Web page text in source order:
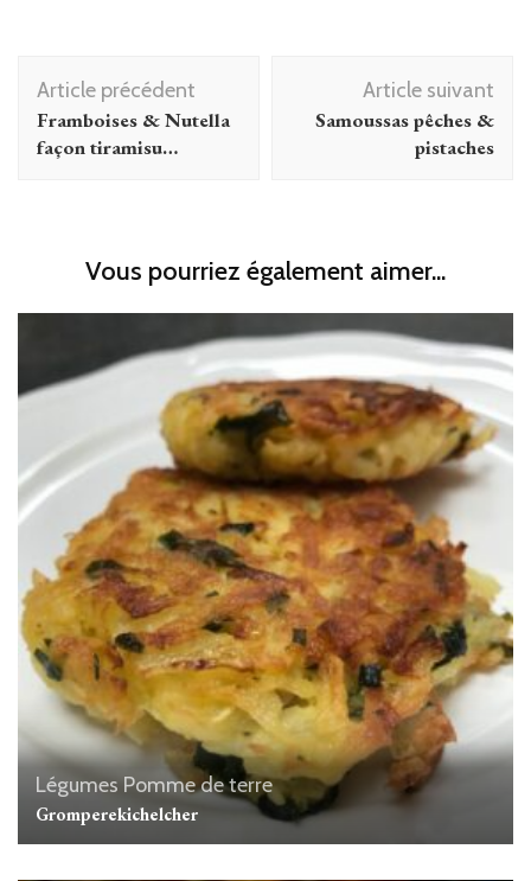
Navigation
d'article
Article précédent
Framboises & Nutella
façon tiramisu…
Article suivant
Samoussas pêches &
pistaches
Vous pourriez également aimer...
Légumes Pomme de terre
Gromperekichelcher‬